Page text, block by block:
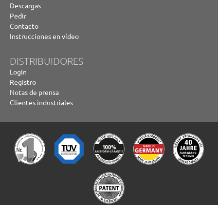
Descargas
Pedir
Contacto
Instrucciones en vídeo
DISTRIBUIDORES
Login
Registro
Notas de prensa
Clientes industriales